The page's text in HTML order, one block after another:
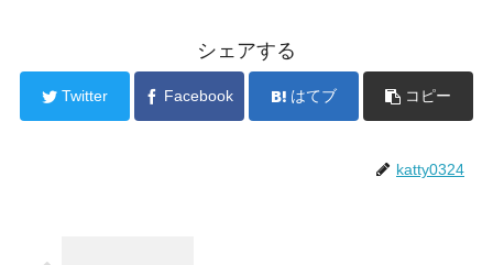
シェアする
Twitter Facebook はてブ コピー
katty0324